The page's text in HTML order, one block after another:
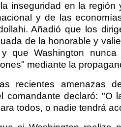
inseguridad en la
y de las
Añadió que los
de la honorable y
que Washington
mediante la
recientes amenazas
comandante declaró: "O
todos, o nadie tendrá